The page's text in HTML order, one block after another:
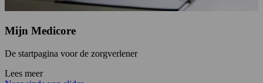
Mijn Medicore
De startpagina voor de zorgverlener
Lees meer